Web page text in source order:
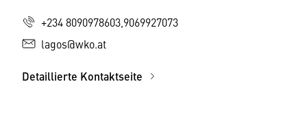
+234 8090978603,9069927073
lagos@wko.at
Detaillierte Kontaktseite